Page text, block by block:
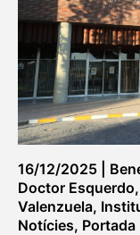
16/12/2025
Doctor Esquerdo,
Valenzuela,
Notícies, Portada